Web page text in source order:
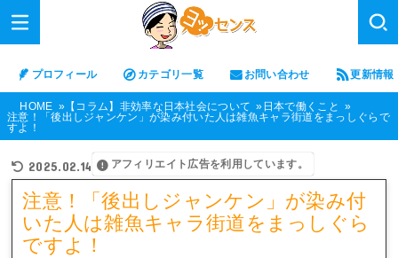
プロフィール カテゴリ一覧 お問い合わせ 更新情報
HOME 【コラム】非効率な日本社会について
日本で働くこと
注意！「後出しジャンケン」が染み付いた人は雑魚キャラ街道をまっしぐらで
すよ！
2025.02.14 アフィリエイト広告を利用しています。
注意！「後出しジャンケン」が染み付
いた人は雑魚キャラ街道をまっしぐら
ですよ！